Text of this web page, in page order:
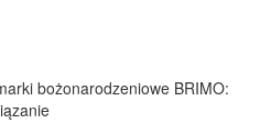
bożonarodzeniowe BRIMO: